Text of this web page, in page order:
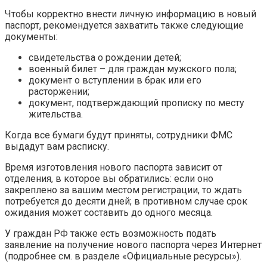
Чтобы корректно внести личную информацию в новый
паспорт, рекомендуется захватить также следующие
документы:
свидетельства о рождении детей;
военный билет – для граждан мужского пола;
документ о вступлении в брак или его
расторжении;
документ, подтверждающий прописку по месту
жительства.
Когда все бумаги будут приняты, сотрудники ФМС
выдадут вам расписку.
Время изготовления нового паспорта зависит от
отделения, в которое вы обратились: если оно
закреплено за вашим местом регистрации, то ждать
потребуется до десяти дней; в противном случае срок
ожидания может составить до одного месяца.
У граждан РФ также есть возможность подать
заявление на получение нового паспорта через Интернет
(подробнее см. в разделе «Официальные ресурсы»).